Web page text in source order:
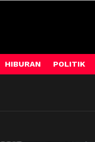
HIBURAN POLITIK